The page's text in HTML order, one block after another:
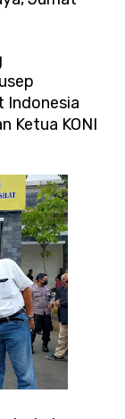
Indonesia
Ketua KONI